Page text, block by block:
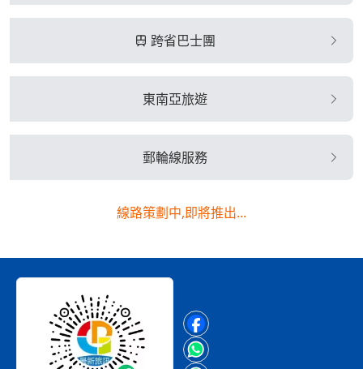
跨省巴士團
東南亞旅遊
郵輪線服務
線路策劃中,即將推出...